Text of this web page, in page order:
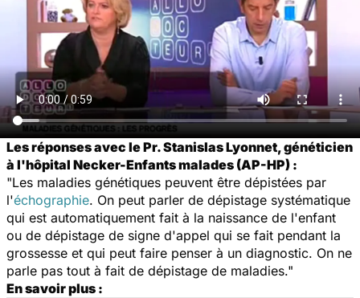
Les réponses avec le Pr. Stanislas Lyonnet, généticien
à l'hôpital Necker-Enfants malades (AP-HP) :
"Les maladies génétiques peuvent être dépistées par
l'échographie. On peut parler de dépistage systématique
qui est automatiquement fait à la naissance de l'enfant
ou de dépistage de signe d'appel qui se fait pendant la
grossesse et qui peut faire penser à un diagnostic. On ne
parle pas tout à fait de dépistage de maladies."
En savoir plus :